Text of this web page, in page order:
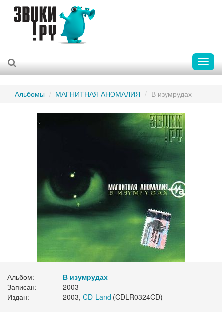
Альбомы МАГНИТНАЯ АНОМАЛИЯ В изумрудах
Альбом:
В изумрудах
Записан:
2003
Издан:
2003, CD-Land (CDLR0324CD)